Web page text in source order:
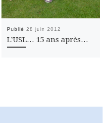
Publié 28 juin 2012
L’USL… 15 ans après…